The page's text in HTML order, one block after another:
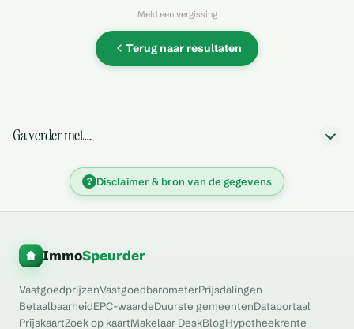
Meld een vergissing
Terug naar resultaten
Ga verder met…
? Disclaimer & bron van de gegevens
ImmoSpeurder
VastgoedprijzenVastgoedbarometerPrijsdalingen
BetaalbaarheidEPC-waardeDuurste gemeentenDataportaal
PrijskaartZoek op kaartMakelaar DeskBlogHypotheekrente